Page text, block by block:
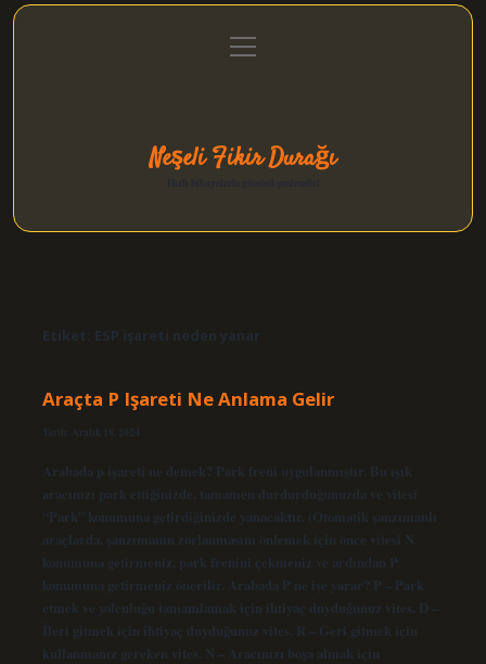
Gizlilik Politikası
menüyü
aç
Neşeli Fikir Durağı
Etiket: ESP işareti neden yanar
Araçta P Işareti Ne Anlama Gelir
Tarih: Aralık 18, 2024
Arabada p işareti ne demek? Park freni uygulanmıştır. Bu ışık
aracınızı park ettiğinizde, tamamen durdurduğunuzda ve vitesi
“Park” konumuna getirdiğinizde yanacaktır. (Otomatik şanzımanlı
araçlarda, şanzımanın zorlanmasını önlemek için önce vitesi N
konumuna getirmeniz, park frenini çekmeniz ve ardından P
konumuna getirmeniz önerilir. Arabada P ne işe yarar? P – Park
etmek ve yolculuğu tamamlamak için ihtiyaç duyduğunuz vites. D –
İleri gitmek için ihtiyaç duyduğunuz vites. R – Geri gitmek için
kullanmanız gereken vites. N – Aracınızı boşa almak için